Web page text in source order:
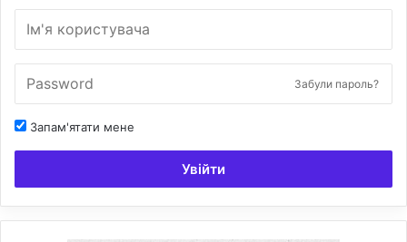
Забули пароль?
Запам'ятати мене
Увійти